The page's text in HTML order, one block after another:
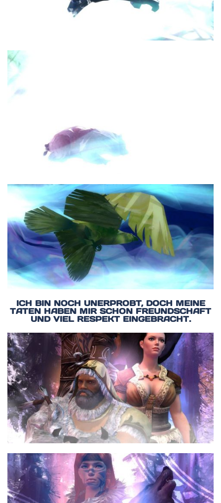
ICH BIN NOCH UNERPROBT, DOCH MEINE
TATEN HABEN MIR SCHON FREUNDSCHAFT
UND VIEL RESPEKT EINGEBRACHT.